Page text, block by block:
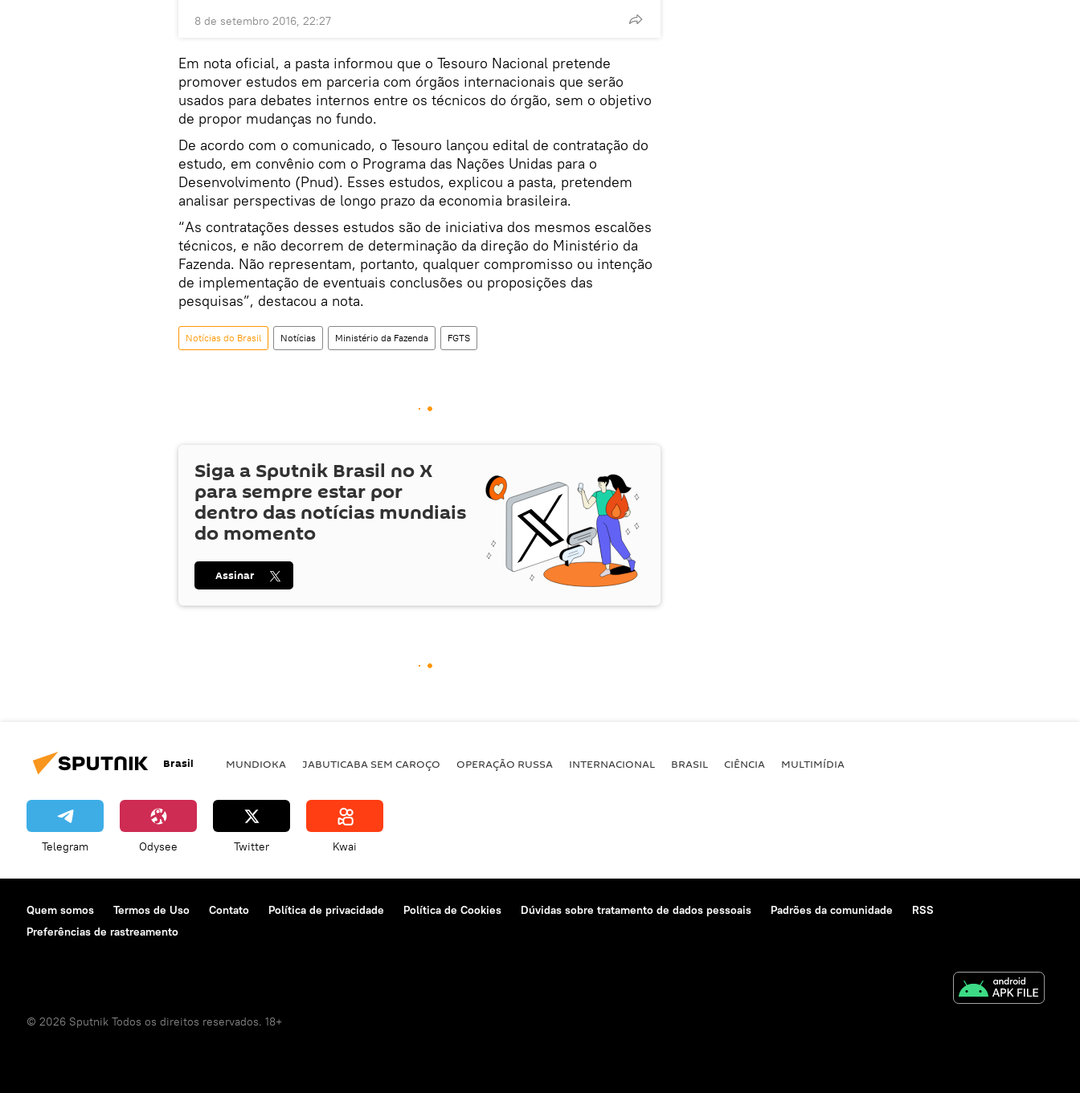
8 de setembro 2016, 22:27
Em nota oficial, a pasta informou que o Tesouro Nacional pretende
promover estudos em parceria com órgãos internacionais que serão
usados para debates internos entre os técnicos do órgão, sem o objetivo
de propor mudanças no fundo.
De acordo com o comunicado, o Tesouro lançou edital de contratação do
estudo, em convênio com o Programa das Nações Unidas para o
Desenvolvimento (Pnud). Esses estudos, explicou a pasta, pretendem
analisar perspectivas de longo prazo da economia brasileira.
“As contratações desses estudos são de iniciativa dos mesmos escalões
técnicos, e não decorrem de determinação da direção do Ministério da
Fazenda. Não representam, portanto, qualquer compromisso ou intenção
de implementação de eventuais conclusões ou proposições das
pesquisas”, destacou a nota.
Notícias do Brasil Notícias Ministério da Fazenda FGTS
Siga a Sputnik Brasil noX
para sempre estar por
dentro das notícias mundiais
do momento
Assinar
Brasil MUNDIOKA JABUTICABA SEM CAROÇO OPERAÇÃO RUSSA INTERNACIONAL BRASIL CIÊNCIA MULTIMÍDIA
Telegram Odysee Twitter Kwai
Quem somos Termos de Uso Contato Política de privacidade Política de Cookies Dúvidas sobre tratamento de dados pessoais Padrões da comunidade
RSS
Preferências de rastreamento
© 2026 Sputnik Todos os direitos reservados. 18+